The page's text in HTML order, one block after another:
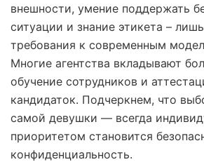
внешности, умение поддержать
ситуации и знание этикета –
требования к современным
Многие агентства вкладывают
обучение сотрудников и
кандидаток. Подчеркнем, что
самой девушки — всегда
приоритетом становится
конфиденциальность.